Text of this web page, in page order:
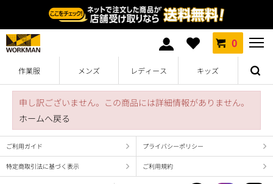
0
作業服 メンズ レディース キッズ
申し訳ございません。この商品には詳細情報がありません。
ホームへ戻る
ご利用ガイド プライバシーポリシー
特定商取引法に基づく表示 ご利用規約